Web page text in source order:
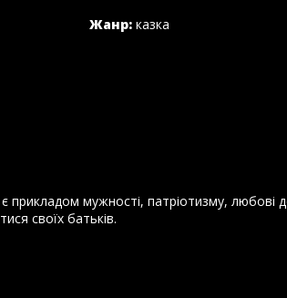
Жанр: казка
прикладом мужності, патріотизму, любові
своїх батьків.